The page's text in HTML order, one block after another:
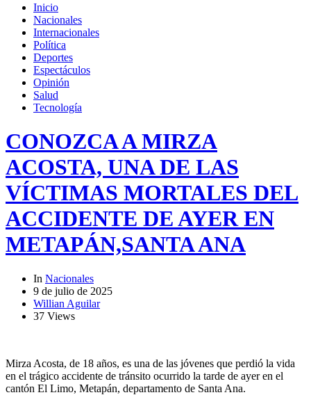
Inicio
Nacionales
Internacionales
Política
Deportes
Espectáculos
Opinión
Salud
Tecnología
CONOZCA A MIRZA
ACOSTA, UNA DE LAS
VÍCTIMAS MORTALES DEL
ACCIDENTE DE AYER EN
METAPÁN,SANTA ANA
In Nacionales
9 de julio de 2025
Willian Aguilar
37 Views
Mirza Acosta, de 18 años, es una de las jóvenes que perdió la vida
en el trágico accidente de tránsito ocurrido la tarde de ayer en el
cantón El Limo, Metapán, departamento de Santa Ana.